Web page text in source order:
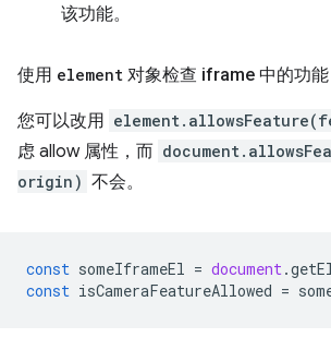
该功能。
使用 element 对象检查 iframe 中的功能
您可以改用
虑 allow 属性，而
origin) 不会。
const someIframeEl = document .
const isCameraFeatureAllowed =